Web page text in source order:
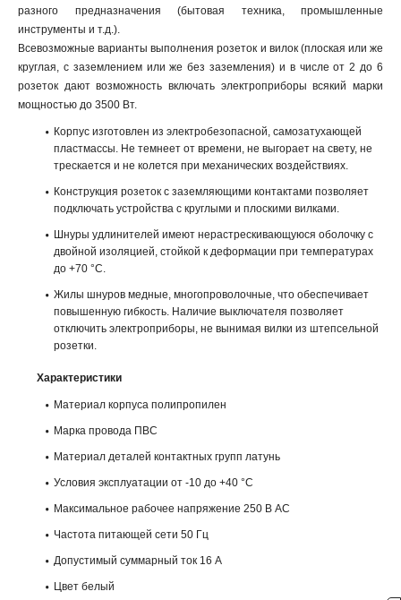
разного предназначения (бытовая техника, промышленные
инструменты и т.д.).
Всевозможные варианты выполнения розеток и вилок (плоская или же
круглая, с заземлением или же без заземления) и в числе от 2 до 6
розеток дают возможность включать электроприборы всякий марки
мощностью до 3500 Вт.
Корпус изготовлен из электробезопасной, самозатухающей
пластмассы. Не темнеет от времени, не выгорает на свету, не
трескается и не колется при механических воздействиях.
Конструкция розеток с заземляющими контактами позволяет
подключать устройства с круглыми и плоскими вилками.
Шнуры удлинителей имеют нерастрескивающуюся оболочку с
двойной изоляцией, стойкой к деформации при температурах
до +70 °С.
Жилы шнуров медные, многопроволочные, что обеспечивает
повышенную гибкость. Наличие выключателя позволяет
отключить электроприборы, не вынимая вилки из штепсельной
розетки.
Характеристики
Материал корпуса полипропилен
Марка провода ПВС
Материал деталей контактных групп латунь
Условия эксплуатации от -10 до +40 °С
Максимальное рабочее напряжение 250 В AC
Частота питающей сети 50 Гц
Допустимый суммарный ток 16 А
Цвет белый